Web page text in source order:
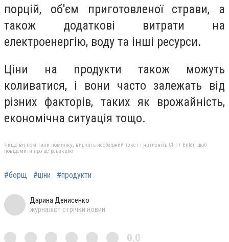
порцій, об'єм приготовленої страви, а
також додаткові витрати на
електроенергію, воду та інші ресурси.
Ціни на продукти також можуть
коливатися, і вони часто залежать від
різних факторів, таких як врожайність,
економічна ситуація тощо.
Якщо ви помітили помилку, виділіть необхідний текст і натисніть Ctrl + Enter, щоб
повідомити про це редакцію
#борщ #ціни #продукти
Дарина Денисенко
журналіст стрічки новин
0,0